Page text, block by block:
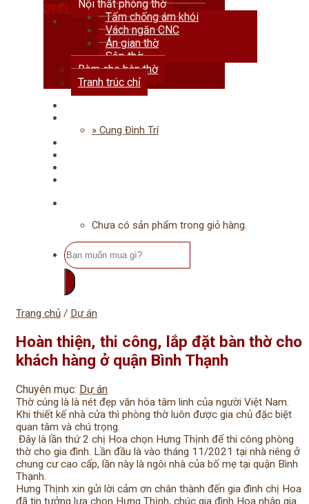
0983.678.111Nội thất phòng thờ
Tấm chống ám khói
Vách ngăn CNC
Án gian thờ
Sập thờ
Rèm che bàn thờ
Tranh trúc chỉ
» Cung Đình Trí
Chưa có sản phẩm trong giỏ hàng.
Tìm
kiếm:
Trang chủ / Dự án
Hoàn thiện, thi công, lắp đặt bàn thờ cho
khách hàng ở quận Bình Thạnh
Chuyên mục: Dự án
Thờ cúng là là nét đẹp văn hóa tâm linh của người Việt Nam.
Khi thiết kế nhà cửa thì phòng thờ luôn được gia chủ đặc biệt
quan tâm và chú trọng.
Đây là lần thứ 2 chị Hoa chọn Hưng Thịnh để thi công phòng
thờ cho gia đình. Lần đầu là vào tháng 11/2021 tại nhà riêng ở
chung cư cao cấp, lần này là ngôi nhà của bố mẹ tại quận Bình
Thạnh.
Hưng Thịnh xin gửi lời cảm ơn chân thành đến gia đình chị Hoa
đã tin tưởng lựa chọn Hưng Thịnh, chúc gia đình Hoa nhập gia